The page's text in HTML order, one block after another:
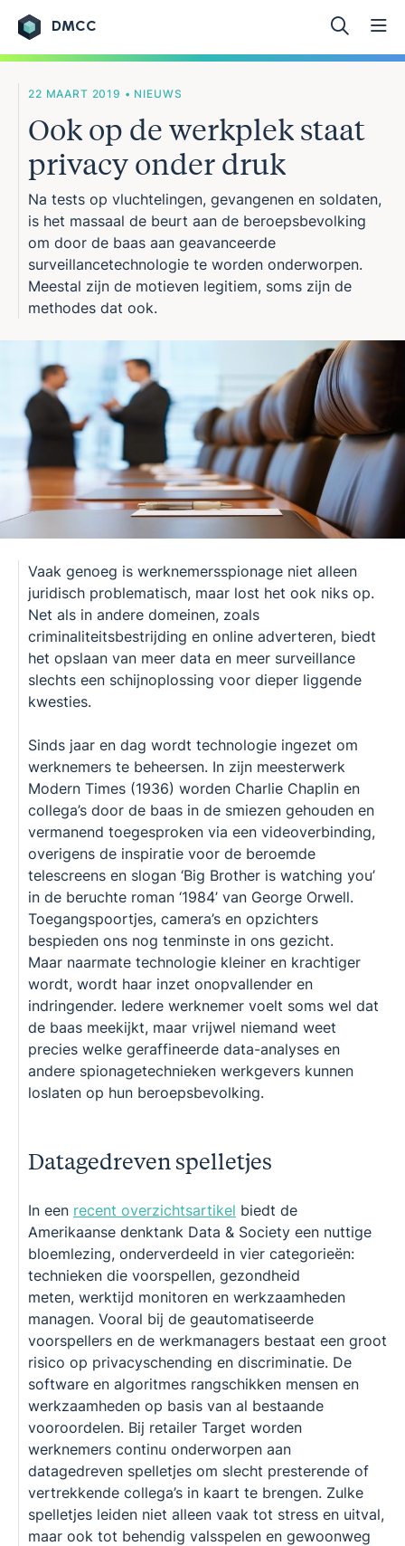
DMCC
22 MAART 2019 • NIEUWS
Ook op de werkplek staat
privacy onder druk
Na tests op vluchtelingen, gevangenen en soldaten,
is het massaal de beurt aan de beroepsbevolking
om door de baas aan geavanceerde
surveillancetechnologie te worden onderworpen.
Meestal zijn de motieven legitiem, soms zijn de
methodes dat ook.
Vaak genoeg is werknemersspionage niet alleen
juridisch problematisch, maar lost het ook niks op.
Net als in andere domeinen, zoals
criminaliteitsbestrijding en online adverteren, biedt
het opslaan van meer data en meer surveillance
slechts een schijnoplossing voor dieper liggende
kwesties.
Sinds jaar en dag wordt technologie ingezet om
werknemers te beheersen. In zijn meesterwerk
Modern Times (1936) worden Charlie Chaplin en
collega’s door de baas in de smiezen gehouden en
vermanend toegesproken via een videoverbinding,
overigens de inspiratie voor de beroemde
telescreens en slogan ‘Big Brother is watching you’
in de beruchte roman ‘1984’ van George Orwell.
Toegangspoortjes, camera’s en opzichters
bespieden ons nog tenminste in ons gezicht.
Maar naarmate technologie kleiner en krachtiger
wordt, wordt haar inzet onopvallender en
indringender. Iedere werknemer voelt soms wel dat
de baas meekijkt, maar vrijwel niemand weet
precies welke geraffineerde data-analyses en
andere spionagetechnieken werkgevers kunnen
loslaten op hun beroepsbevolking.
Datagedreven spelletjes
In een recent overzichtsartikel biedt de
Amerikaanse denktank Data & Society een nuttige
bloemlezing, onderverdeeld in vier categorieën:
technieken die voorspellen, gezondheid
meten, werktijd monitoren en werkzaamheden
managen. Vooral bij de geautomatiseerde
voorspellers en de werkmanagers bestaat een groot
risico op privacyschending en discriminatie. De
software en algoritmes rangschikken mensen en
werkzaamheden op basis van al bestaande
vooroordelen. Bij retailer Target worden
werknemers continu onderworpen aan
datagedreven spelletjes om slecht presterende of
vertrekkende collega’s in kaart te brengen. Zulke
spelletjes leiden niet alleen vaak tot stress en uitval,
maar ook tot behendig valsspelen en gewoonweg